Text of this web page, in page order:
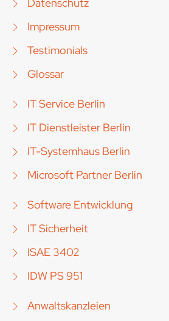
Impressum
Testimonials
Glossar
IT Service Berlin
IT Dienstleister Berlin
IT-Systemhaus Berlin
Microsoft Partner Berlin
Software Entwicklung
IT Sicherheit
ISAE 3402
IDW PS 951
Anwaltskanzleien